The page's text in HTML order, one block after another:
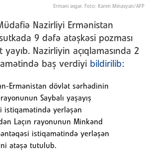
Erməni əsgər. Foto: Karen Minasyan/AFP
Nazirliyi Ermənistan
9 dəfə atəşkəsi pozması
Nazirliyin açıqlamasında 2
baş verdiyi bildirilib:
Ermənistan dövlət sərhədinin
Saybalı yaşayış
istiqamətində yerləşən
Laçın rayonunun Minkənd
istiqamətində yerləşən
atəşə tutulub.